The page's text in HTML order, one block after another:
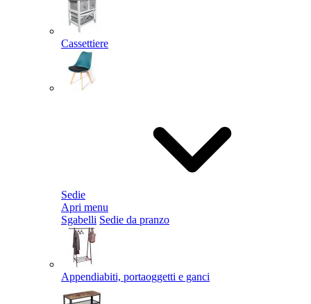
Cassettiere
Sedie
Apri menu
Sgabelli Sedie da pranzo
Appendiabiti, portaoggetti e ganci